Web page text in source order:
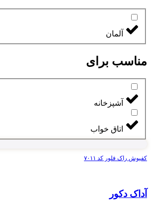
آلمان
مناسب برای
آشپزخانه
اتاق خواب
کفپوش راک فلور کد ۷۰۱۱
آداک دکور